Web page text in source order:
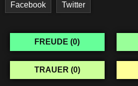
Facebook Twitter
FREUDE (0)
TRAUER (0)